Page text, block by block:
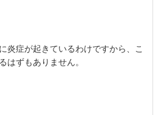
炎症が起きているわけですから、こ
はずもありません。